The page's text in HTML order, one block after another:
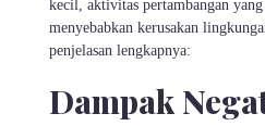
kecil, aktivitas pertambangan
menyebabkan kerusakan
penjelasan lengkapnya:
Dampak